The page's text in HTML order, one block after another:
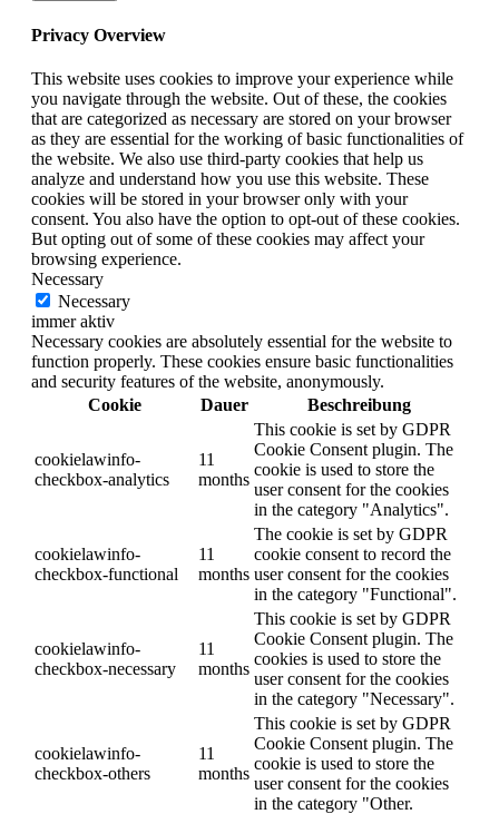
Privacy Overview
This website uses cookies to improve your experience while
you navigate through the website. Out of these, the cookies
that are categorized as necessary are stored on your browser
as they are essential for the working of basic functionalities of
the website. We also use third-party cookies that help us
analyze and understand how you use this website. These
cookies will be stored in your browser only with your
consent. You also have the option to opt-out of these cookies.
But opting out of some of these cookies may affect your
browsing experience.
Necessary
Necessary
immer aktiv
Necessary cookies are absolutely essential for the website to
function properly. These cookies ensure basic functionalities
and security features of the website, anonymously.
Cookie
Dauer Beschreibung
cookielawinfo-
checkbox-analytics
11
months
This cookie is set by GDPR
Cookie Consent plugin. The
cookie is used to store the
user consent for the cookies
in the category "Analytics".
cookielawinfo-
checkbox-functional
11
months
The cookie is set by GDPR
cookie consent to record the
user consent for the cookies
in the category "Functional".
cookielawinfo-
checkbox-necessary
11
months
This cookie is set by GDPR
Cookie Consent plugin. The
cookies is used to store the
user consent for the cookies
in the category "Necessary".
cookielawinfo-
checkbox-others
11
months
This cookie is set by GDPR
Cookie Consent plugin. The
cookie is used to store the
user consent for the cookies
in the category "Other.